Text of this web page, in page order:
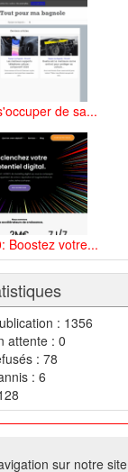
de sa...
Boostez votre...
: 1356
attente : 0
: 78
: 6
Tous
sur notre